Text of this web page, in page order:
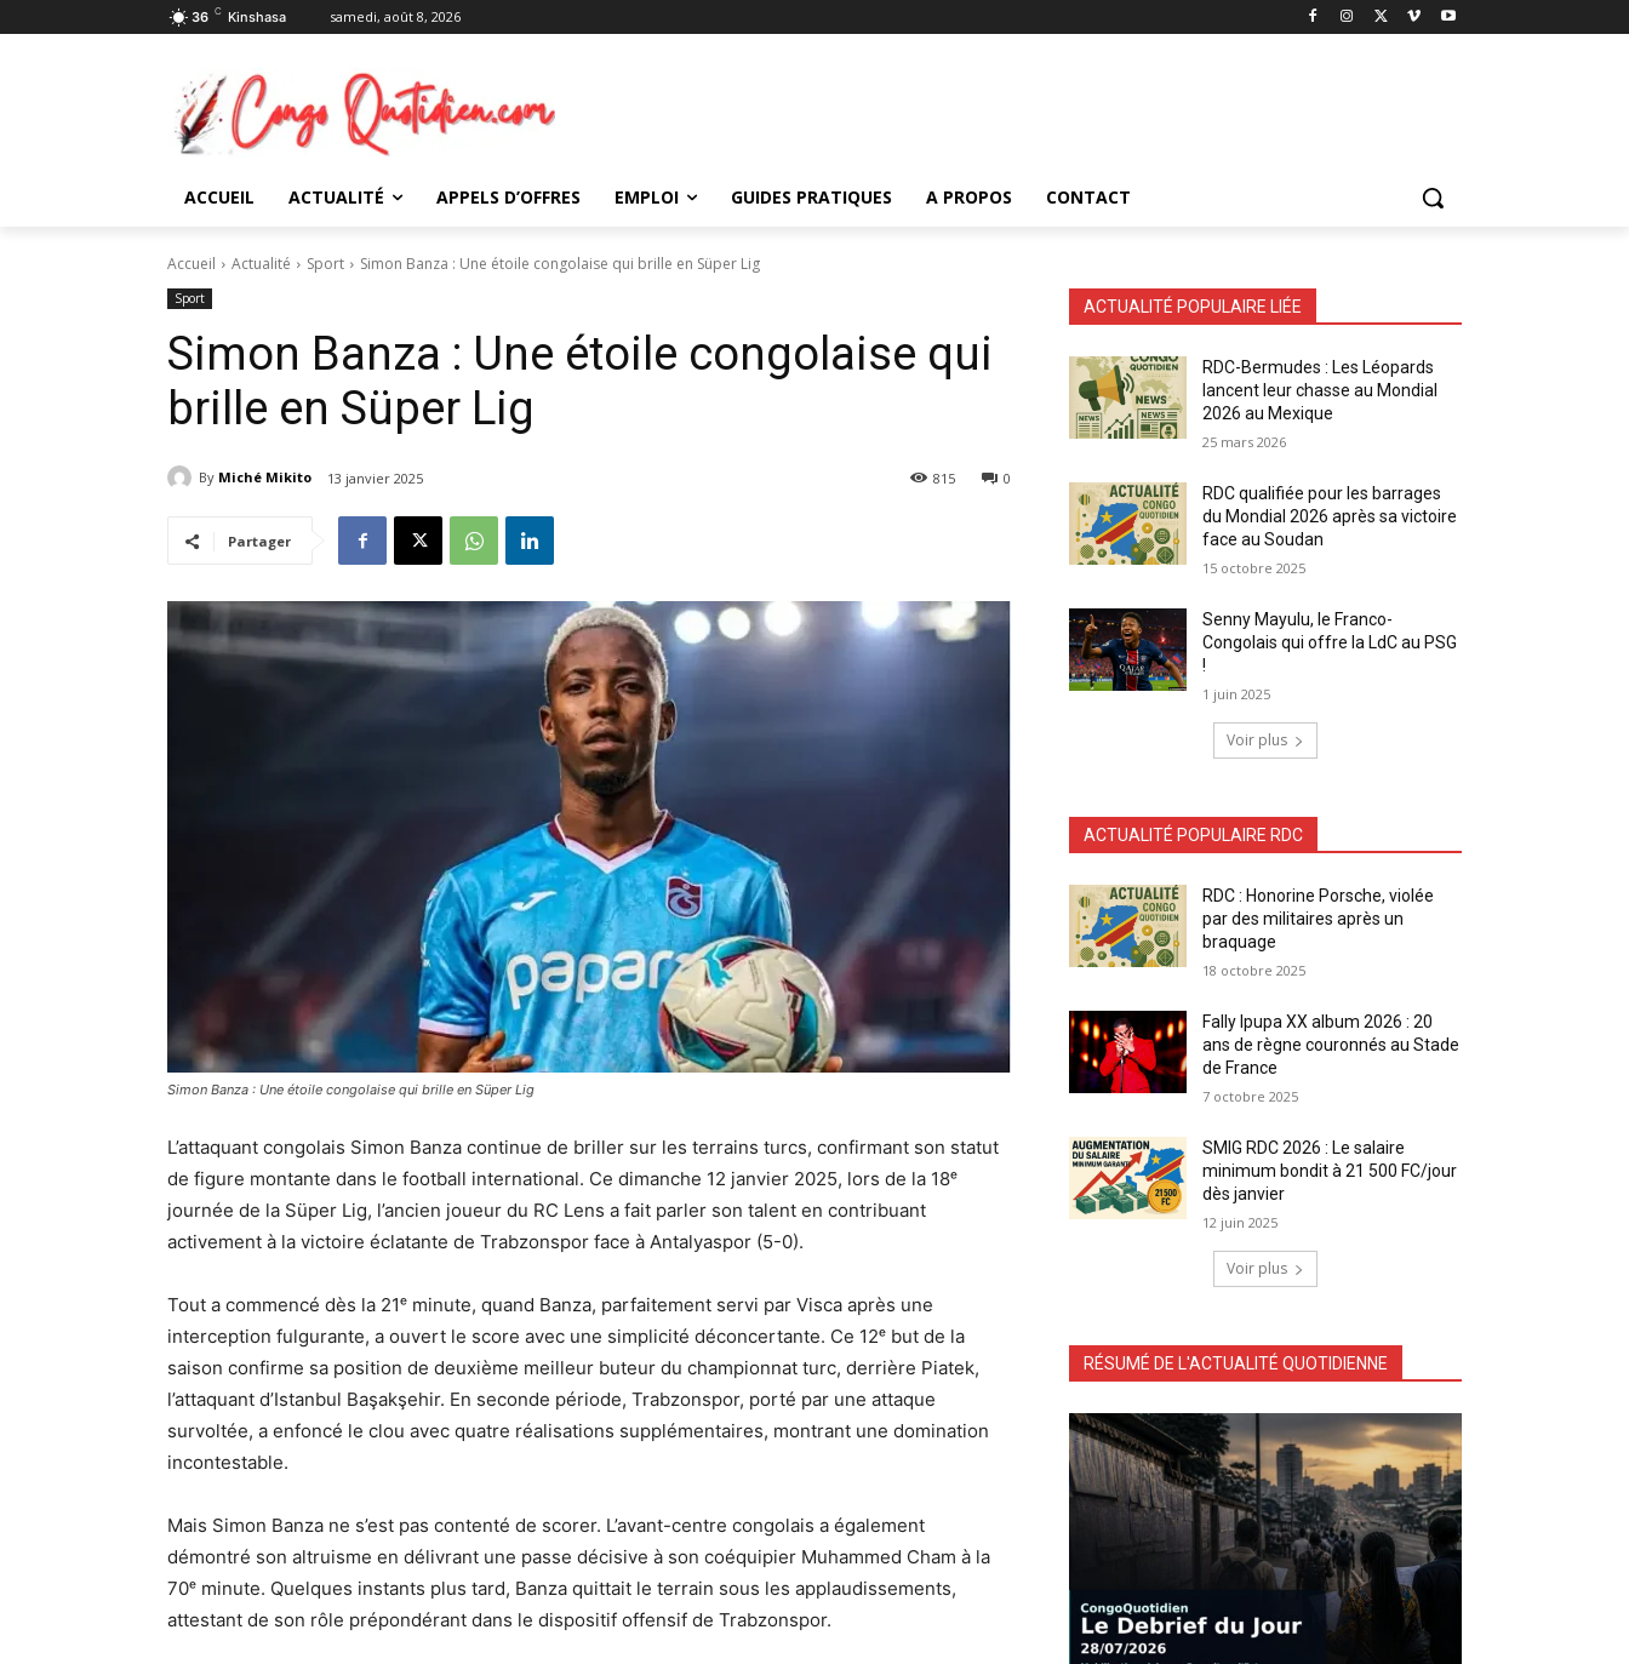
36 C Kinshasa samedi, août 8, 2026
ACCUEIL ACTUALITÉ APPELS D’OFFRES EMPLOI GUIDES PRATIQUES A PROPOS CONTACT
Accueil Actualité Sport Simon Banza : Une étoile congolaise qui brille en Süper Lig
Sport
Simon Banza : Une étoile congolaise qui
brille en Süper Lig
By Miché Mikito 13 janvier 2025 0
815
Partager
Simon Banza : Une étoile congolaise qui brille en Süper Lig
L’attaquant congolais Simon Banza continue de briller sur les terrains turcs, confirmant son statut
de figure montante dans le football international. Ce dimanche 12 janvier 2025, lors de la 18ᵉ
journée de la Süper Lig, l’ancien joueur du RC Lens a fait parler son talent en contribuant
activement à la victoire éclatante de Trabzonspor face à Antalyaspor (5-0).
Tout a commencé dès la 21ᵉ minute, quand Banza, parfaitement servi par Visca après une
interception fulgurante, a ouvert le score avec une simplicité déconcertante. Ce 12ᵉ but de la
saison confirme sa position de deuxième meilleur buteur du championnat turc, derrière Piatek,
l’attaquant d’Istanbul Başakşehir. En seconde période, Trabzonspor, porté par une attaque
survoltée, a enfoncé le clou avec quatre réalisations supplémentaires, montrant une domination
incontestable.
Mais Simon Banza ne s’est pas contenté de scorer. L’avant-centre congolais a également
démontré son altruisme en délivrant une passe décisive à son coéquipier Muhammed Cham à la
70ᵉ minute. Quelques instants plus tard, Banza quittait le terrain sous les applaudissements,
attestant de son rôle prépondérant dans le dispositif offensif de Trabzonspor.
ACTUALITÉ POPULAIRE LIÉE
RDC-Bermudes : Les Léopards
lancent leur chasse au Mondial
2026 au Mexique
25 mars 2026
RDC qualifiée pour les barrages
du Mondial 2026 après sa victoire
face au Soudan
15 octobre 2025
Senny Mayulu, le Franco-
Congolais qui offre la LdC au PSG
!
1 juin 2025
Voir plus
ACTUALITÉ POPULAIRE RDC
RDC : Honorine Porsche, violée
par des militaires après un
braquage
18 octobre 2025
Fally Ipupa XX album 2026 : 20
ans de règne couronnés au Stade
de France
7 octobre 2025
SMIG RDC 2026 : Le salaire
minimum bondit à 21 500 FC/jour
dès janvier
12 juin 2025
Voir plus
RÉSUMÉ DE L'ACTUALITÉ QUOTIDIENNE